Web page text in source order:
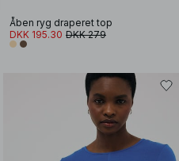
Åben ryg draperet top
DKK 195.30 DKK 279